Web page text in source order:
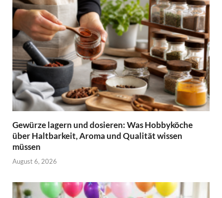
Gewürze lagern und dosieren: Was Hobbyköche
über Haltbarkeit, Aroma und Qualität wissen
müssen
August 6, 2026